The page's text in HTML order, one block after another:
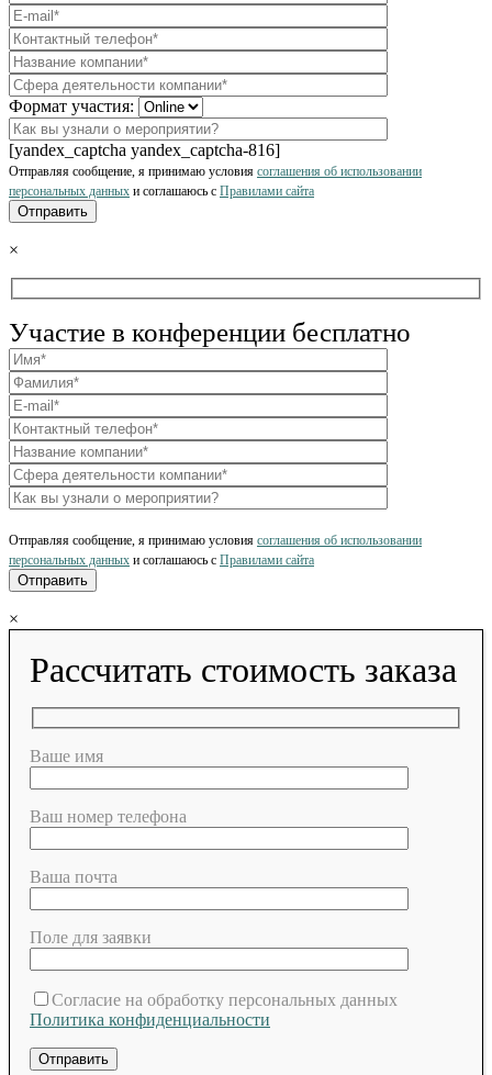
Формат участия:
[yandex_captcha yandex_captcha-816]
Отправляя сообщение, я принимаю условия соглашения об использовании
персональных данных и соглашаюсь с Правилами сайта
×
Участие в конференции бесплатно
Отправляя сообщение, я принимаю условия соглашения об использовании
персональных данных и соглашаюсь с Правилами сайта
×
Рассчитать стоимость заказа
Ваше имя
Ваш номер телефона
Ваша почта
Поле для заявки
Согласие на обработку персональных данных
Политика конфиденциальности